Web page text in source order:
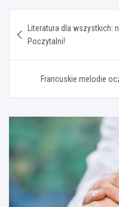
wpisu
Literatura dla wszystkich:
Poczytalni!
Francuskie melodie